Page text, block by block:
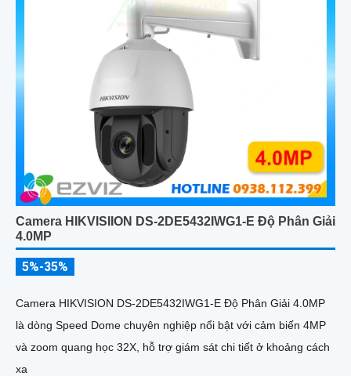
Camera HIKVISIION DS-2DE5432IWG1-E Độ Phân Giải
4.0MP
5%-35%
Camera HIKVISION DS-2DE5432IWG1-E Độ Phân Giải 4.0MP
là dòng Speed Dome chuyên nghiệp nổi bật với cảm biến 4MP
và zoom quang học 32X, hỗ trợ giám sát chi tiết ở khoảng cách
xa